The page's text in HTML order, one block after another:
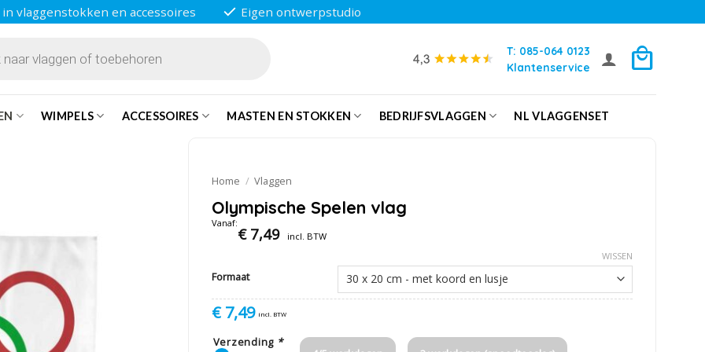
vlaggenstokken en accessoires Eigen ontwerpstudio
T: 085-064 0123
Klantenservice
WIMPELS ACCESSOIRES MASTEN EN STOKKEN BEDRIJFSVLAGGEN NL VLAGGENSET
Home / Vlaggen
Olympische Spelen vlag
Vanaf:
€7,49 incl. BTW
Formaat
WISSEN
€7,49 incl. BTW
Verzending *